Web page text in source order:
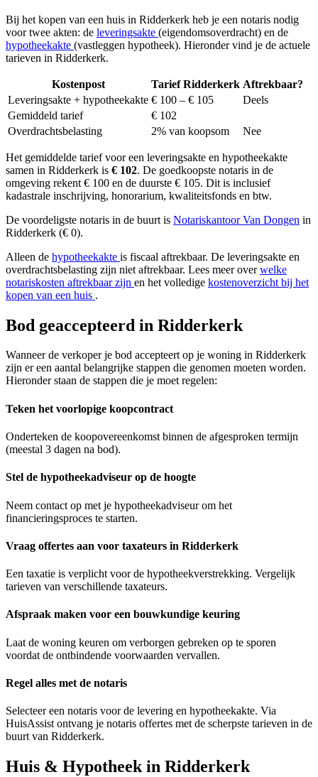
Bij het kopen van een huis in Ridderkerk heb je een notaris nodig
voor twee akten: de leveringsakte (eigendomsoverdracht) en de
hypotheekakte (vastleggen hypotheek). Hieronder vind je de actuele
tarieven in Ridderkerk.
Kostenpost Tarief Ridderkerk Aftrekbaar?
Leveringsakte + hypotheekakte € 100 – € 105
Deels
Gemiddeld tarief
€ 102
Overdrachtsbelasting
2% van koopsom Nee
Het gemiddelde tarief voor een leveringsakte en hypotheekakte
samen in Ridderkerk is € 102. De goedkoopste notaris in de
omgeving rekent € 100 en de duurste € 105. Dit is inclusief
kadastrale inschrijving, honorarium, kwaliteitsfonds en btw.
De voordeligste notaris in de buurt is Notariskantoor Van Dongen in
Ridderkerk (€ 0).
Alleen de hypotheekakte is fiscaal aftrekbaar. De leveringsakte en
overdrachtsbelasting zijn niet aftrekbaar. Lees meer overwelke
notariskosten aftrekbaar zijn en het volledige kostenoverzicht bij het
kopen van een huis .
Bod geaccepteerd in Ridderkerk
Wanneer de verkoper je bod accepteert op je woning in Ridderkerk
zijn er een aantal belangrijke stappen die genomen moeten worden.
Hieronder staan de stappen die je moet regelen:
Teken het voorlopige koopcontract
Onderteken de koopovereenkomst binnen de afgesproken termijn
(meestal 3 dagen na bod).
Stel de hypotheekadviseur op de hoogte
Neem contact op met je hypotheekadviseur om het
financieringsproces te starten.
Vraag offertes aan voor taxateurs in Ridderkerk
Een taxatie is verplicht voor de hypotheekverstrekking. Vergelijk
tarieven van verschillende taxateurs.
Afspraak maken voor een bouwkundige keuring
Laat de woning keuren om verborgen gebreken op te sporen
voordat de ontbindende voorwaarden vervallen.
Regel alles met de notaris
Selecteer een notaris voor de levering en hypotheekakte. Via
HuisAssist ontvang je notaris offertes met de scherpste tarieven in de
buurt van Ridderkerk.
Huis & Hypotheek in Ridderkerk